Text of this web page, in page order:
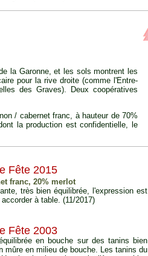
la Garonne, et les sols montrent les
pour la rive droite (comme l'Entre-
des Graves). Deux coopératives
/ cabernet franc, à hauteur de 70%
la production est confidentielle, le
Fête 2015
franc, 20% merlot
très bien équilibrée, l'expression est
à table. (11/2017)
Fête 2003
en bouche sur des tanins bien
mûre en milieu de bouche. Les tanins du